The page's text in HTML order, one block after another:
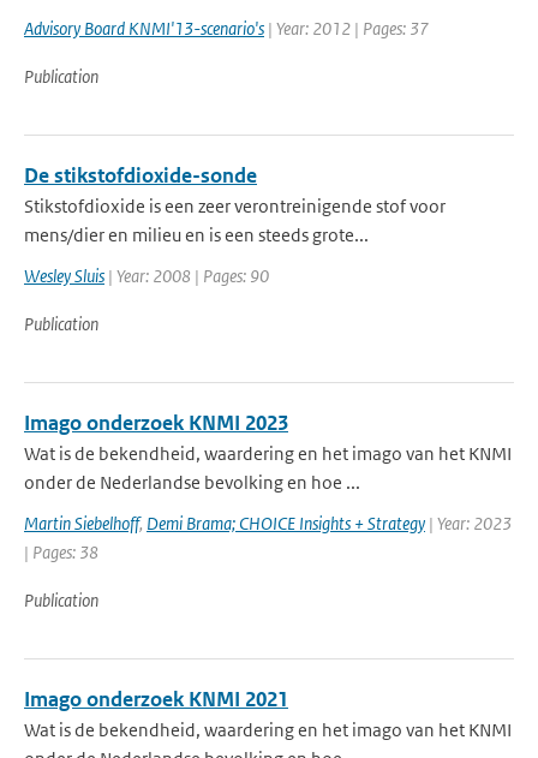
Advisory Board KNMI'13-scenario's | Year: 2012 | Pages: 37
Publication
De stikstofdioxide-sonde
Stikstofdioxide is een zeer verontreinigende stof voor
mens/dier en milieu en is een steeds grote...
Wesley Sluis | Year: 2008 | Pages: 90
Publication
Imago onderzoek KNMI 2023
Wat is de bekendheid, waardering en het imago van het KNMI
onder de Nederlandse bevolking en hoe ...
Martin Siebelhoff, Demi Brama; CHOICE Insights + Strategy | Year: 2023
| Pages: 38
Publication
Imago onderzoek KNMI 2021
Wat is de bekendheid, waardering en het imago van het KNMI